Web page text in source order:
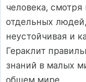
человека,
отдельных
неустойчивая и
Гераклит
знаний в малых
общем мире.